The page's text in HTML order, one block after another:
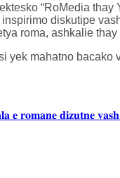
“RoMedia
diskutipe
roma, ashkalie
yek mahatno bacako
𝐞 𝐫𝐨𝐦𝐚𝐧𝐞 𝐝𝐢𝐳𝐮𝐭𝐧𝐞